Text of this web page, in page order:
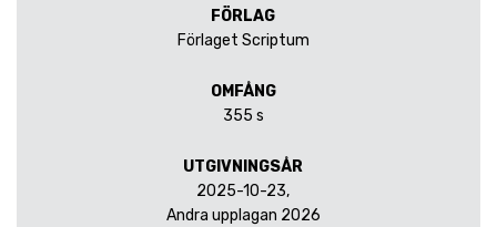
FÖRLAG
Förlaget Scriptum
OMFÅNG
355 s
UTGIVNINGSÅR
2025-10-23,
Andra upplagan 2026